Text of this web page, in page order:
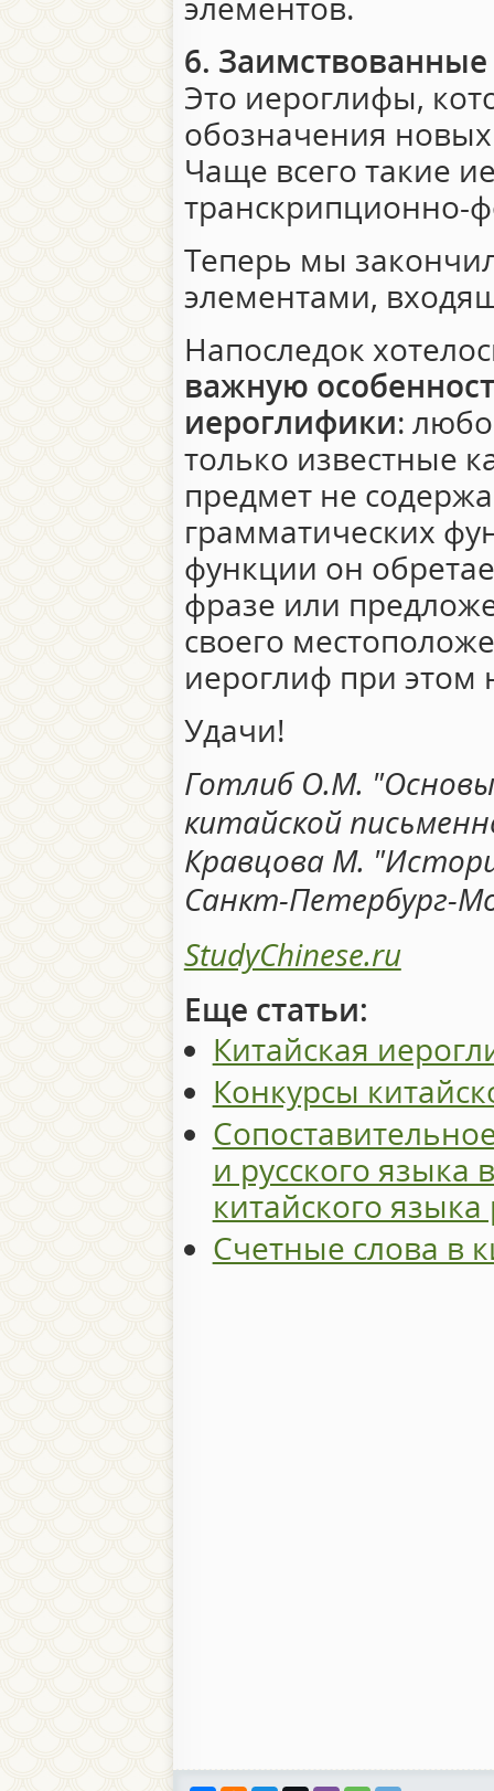
6.
Это иероглифы,
обозначения
Чаще всего такие
транскрипционно-
Теперь мы
элементами,
Напоследок
важную
иероглифики:
только известные
предмет не
грамматических
функции он
фразе или
своего
иероглиф при этом
Удачи!
Готлиб О.М.
китайской
Кравцова М.
Санкт-Петербург-
StudyChinese.ru
Еще статьи:
Китайская
Конкурсы
и русского языка
китайского
Счетные слова в